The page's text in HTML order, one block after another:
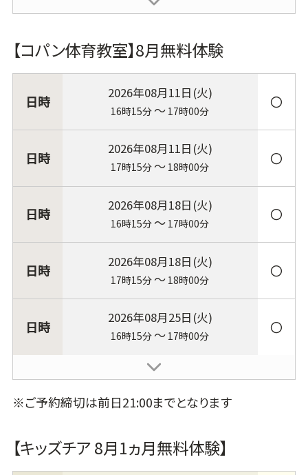
【コパン体育教室】8月無料体験
2026年08月11日(火)
16時15分 ～ 17時00分
〇
2026年08月11日(火)
17時15分 ～ 18時00分
〇
2026年08月18日(火)
16時15分 ～ 17時00分
〇
2026年08月18日(火)
17時15分 ～ 18時00分
〇
2026年08月25日(火)
16時15分 ～ 17時00分
〇
※ご予約締切は前日21:00までとなります
【キッズチア 8月1ヵ月無料体験】